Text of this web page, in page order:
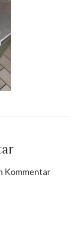
Kommentar